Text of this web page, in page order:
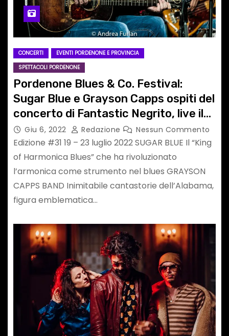
CONCERTI
EVENTI PORDENONE E PROVINCIA
SPETTACOLI PORDENONE
Pordenone Blues & Co. Festival:
Sugar Blue e Grayson Capps ospiti del
concerto di Fantastic Negrito, live il
22 luglio
Giu 6, 2022 Redazione Nessun Commento
Edizione #31 19 – 23 luglio 2022 SUGAR BLUE Il “King
of Harmonica Blues” che ha rivoluzionato
l’armonica come strumento nel blues GRAYSON
CAPPS BAND Inimitabile cantastorie dell’Alabama,
figura emblematica…